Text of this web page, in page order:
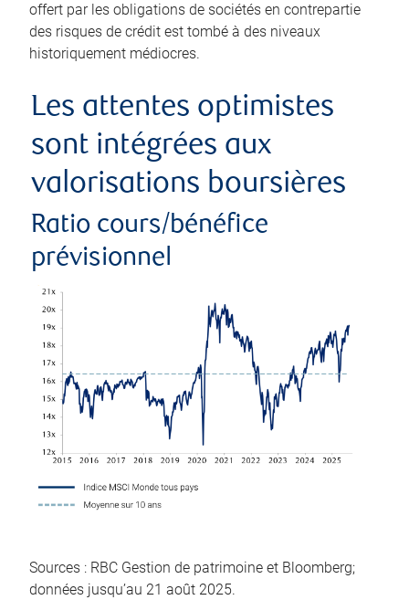
offert par les obligations de sociétés en contrepartie
des risques de crédit est tombé à des niveaux
historiquement médiocres.
Les attentes optimistes
sont intégrées aux
valorisations boursières
Ratio cours/bénéfice
prévisionnel
Sources : RBC Gestion de patrimoine et Bloomberg;
données jusqu’au 21 août 2025.